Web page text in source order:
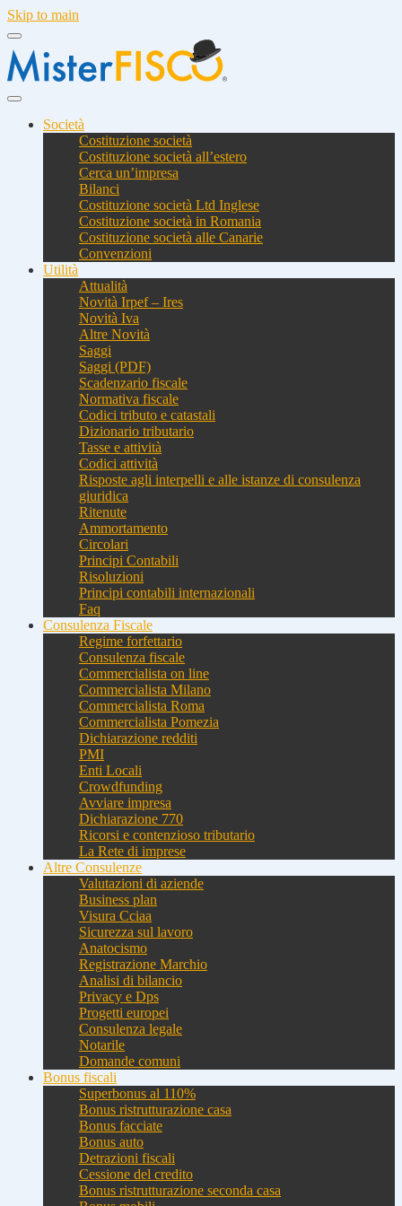
Skip to main
Società
Costituzione società
Costituzione società all’estero
Cerca un’impresa
Bilanci
Costituzione società Ltd Inglese
Costituzione società in Romania
Costituzione società alle Canarie
Convenzioni
Utilità
Attualità
Novità Irpef – Ires
Novità Iva
Altre Novità
Saggi
Saggi (PDF)
Scadenzario fiscale
Normativa fiscale
Codici tributo e catastali
Dizionario tributario
Tasse e attività
Codici attività
Risposte agli interpelli e alle istanze di consulenza
giuridica
Ritenute
Ammortamento
Circolari
Principi Contabili
Risoluzioni
Principi contabili internazionali
Faq
Consulenza Fiscale
Regime forfettario
Consulenza fiscale
Commercialista on line
Commercialista Milano
Commercialista Roma
Commercialista Pomezia
Dichiarazione redditi
PMI
Enti Locali
Crowdfunding
Avviare impresa
Dichiarazione 770
Ricorsi e contenzioso tributario
La Rete di imprese
Altre Consulenze
Valutazioni di aziende
Business plan
Visura Cciaa
Sicurezza sul lavoro
Anatocismo
Registrazione Marchio
Analisi di bilancio
Privacy e Dps
Progetti europei
Consulenza legale
Notarile
Domande comuni
Bonus fiscali
Superbonus al 110%
Bonus ristrutturazione casa
Bonus facciate
Bonus auto
Detrazioni fiscali
Cessione del credito
Bonus ristrutturazione seconda casa